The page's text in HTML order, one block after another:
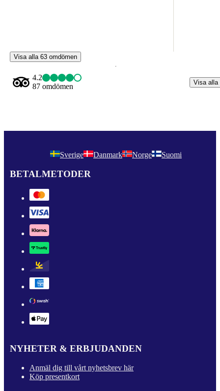
Visa alla 63 omdömen
4.2
87 omdömen
Visa alla
Sverige Danmark Norge Suomi
BETALMETODER
NYHETER & ERBJUDANDEN
Anmäl dig till vårt nyhetsbrev här
Köp presentkort